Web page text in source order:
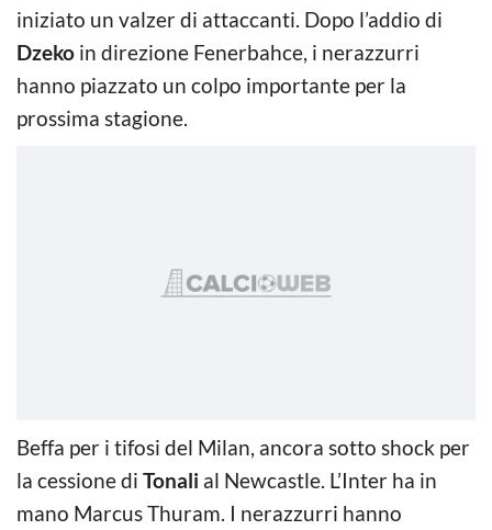
iniziato un valzer di attaccanti. Dopo l’addio di
Dzeko in direzione Fenerbahce, i nerazzurri
hanno piazzato un colpo importante per la
prossima stagione.
Beffa per i tifosi del Milan, ancora sotto shock per
la cessione di Tonali al Newcastle. L’Inter ha in
mano Marcus Thuram. I nerazzurri hanno